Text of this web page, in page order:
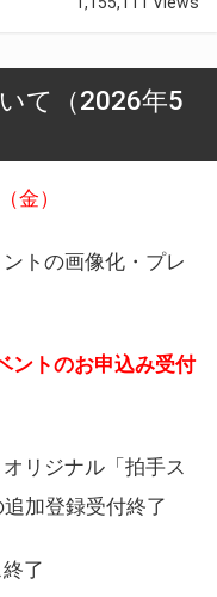
て（2026年5
金）
トの画像化・プレ
ントのお申込み受付
リジナル「拍手ス
加登録受付終了
了